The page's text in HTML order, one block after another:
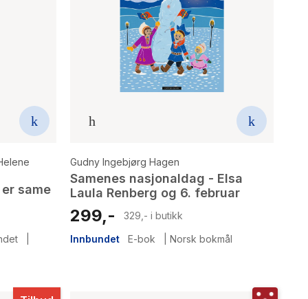
same
Gudny Ingebjørg Hagen
Samenes nasjonaldag - Elsa
Laula Renberg og 6. februar
299,-
329,- i butikk
Innbundet
E-bok Norsk bokmål